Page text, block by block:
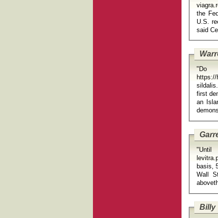
the
U.S.
first
an
"Until
basis,
Wall
Billy